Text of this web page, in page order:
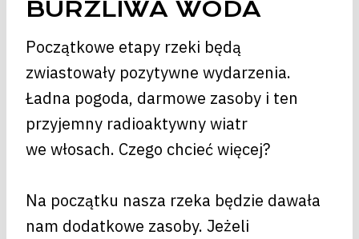
BURZLIWA WODA
Początkowe etapy rzeki będą
zwiastowały pozytywne wydarzenia.
Ładna pogoda, darmowe zasoby i ten
przyjemny radioaktywny wiatr
we włosach. Czego chcieć więcej?
Na początku nasza rzeka będzie dawała
nam dodatkowe zasoby. Jeżeli